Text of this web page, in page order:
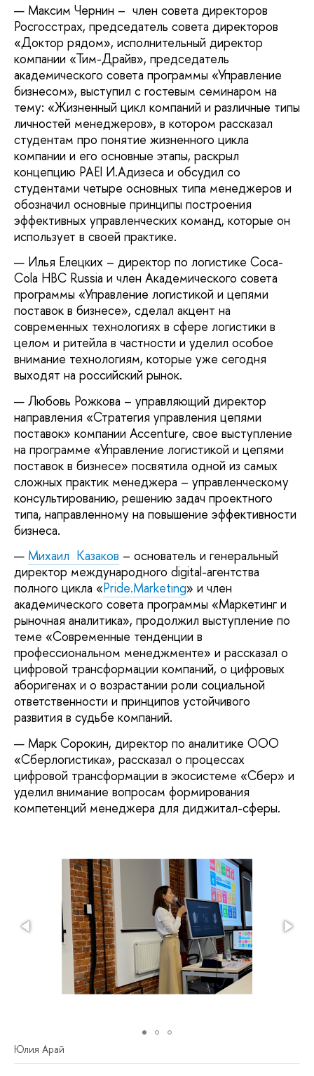
Максим Чернин – член совета директоров
Росгосстрах, председатель совета директоров
«Доктор рядом», исполнительный директор
компании «Тим-Драйв», председатель
академического совета программы «Управление
бизнесом», выступил с гостевым семинаром на
тему: «Жизненный цикл компаний и различные типы
личностей менеджеров», в котором рассказал
студентам про понятие жизненного цикла
компании и его основные этапы, раскрыл
концепцию PAEI И.Адизеса и обсудил со
студентами четыре основных типа менеджеров и
обозначил основные принципы построения
эффективных управленческих команд, которые он
использует в своей практике.
Илья Елецких – директор по логистике Coca-
Cola HBC Russia и член Академического совета
программы «Управление логистикой и цепями
поставок в бизнесе», сделал акцент на
современных технологиях в сфере логистики в
целом и ритейла в частности и уделил особое
внимание технологиям, которые уже сегодня
выходят на российский рынок.
Любовь Рожкова – управляющий директор
направления «Стратегия управления цепями
поставок» компании Accenture, свое выступление
на программе «Управление логистикой и цепями
поставок в бизнесе» посвятила одной из самых
сложных практик менеджера – управленческому
консультированию, решению задач проектного
типа, направленному на повышение эффективности
бизнеса.
Михаил Казаков – основатель и генеральный
директор международного digital-агентства
полного цикла «Pride.Marketing» и член
академического совета программы «Маркетинг и
рыночная аналитика», продолжил выступление по
теме «Современные тенденции в
профессиональном менеджменте» и рассказал о
цифровой трансформации компаний, о цифровых
аборигенах и о возрастании роли социальной
ответственности и принципов устойчивого
развития в судьбе компаний.
Марк Сорокин, директор по аналитике ООО
«Сберлогистика», рассказал о процессах
цифровой трансформации в экосистеме «Сбер» и
уделил внимание вопросам формирования
компетенций менеджера для диджитал-сферы.
Юлия Арай